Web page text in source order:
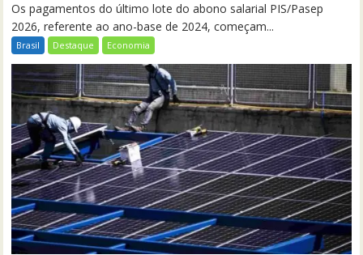
Os pagamentos do último lote do abono salarial PIS/Pasep
2026, referente ao ano-base de 2024, começam...
Brasil Destaque Economia